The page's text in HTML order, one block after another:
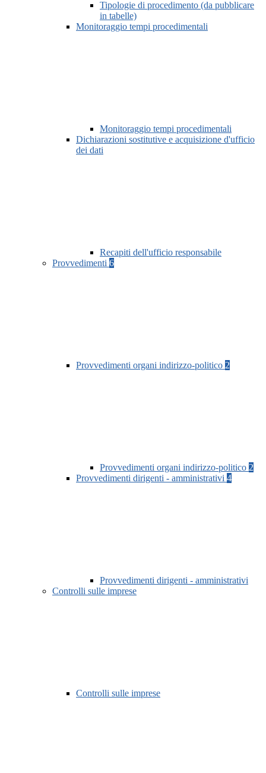
Tipologie di procedimento (da pubblicare
in tabelle)
Monitoraggio tempi procedimentali
Monitoraggio tempi procedimentali
Dichiarazioni sostitutive e acquisizione d'ufficio
dei dati
Recapiti dell'ufficio responsabile
Provvedimenti 6
Provvedimenti organi indirizzo-politico 2
Provvedimenti organi indirizzo-politico 2
Provvedimenti dirigenti - amministrativi 4
Provvedimenti dirigenti - amministrativi
Controlli sulle imprese
Controlli sulle imprese